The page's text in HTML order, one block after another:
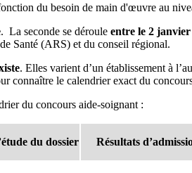
du besoin de main d'œuvre au
. La seconde se déroule entre le 2
Santé (ARS) et du conseil régional.
. Elles varient d’un établissement à
connaître le calendrier exact du
du concours aide-soignant :
du dossier Résultats